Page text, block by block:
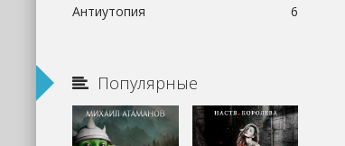
Антиутопия
6
Популярные